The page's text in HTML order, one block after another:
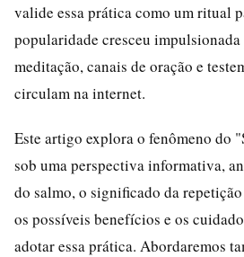
valide essa prática como um ritual
popularidade cresceu
meditação, canais de oração e
circulam na internet.
Este artigo explora o fenômeno do
sob uma perspectiva informativa,
do salmo, o significado da
os possíveis benefícios e os
adotar essa prática. Abordaremos